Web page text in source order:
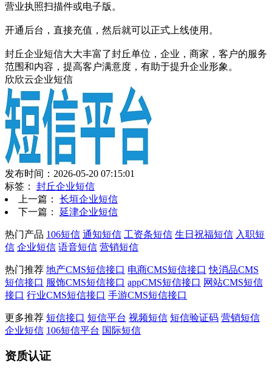
营业执照扫描件或电子版。
开通后台，直接充值，然后就可以正式上线使用。
封丘企业短信大大丰富了封丘单位，企业，商家，客户的服务
范围和内容，提高客户满意度，有助于提升企业形象。
欣欣云企业短信
发布时间：2026-05-20 07:15:01
标签： 封丘企业短信
上一篇： 长垣企业短信
下一篇： 延津企业短信
热门产品 106短信 通知短信 工资条短信 生日祝福短信 入职短
信 企业短信 语音短信 营销短信
热门推荐 地产CMS短信接口 电商CMS短信接口 快消品CMS
短信接口 服饰CMS短信接口 appCMS短信接口 网站CMS短信
接口 行业CMS短信接口 手游CMS短信接口
更多推荐 短信接口 短信平台 视频短信 短信验证码 营销短信
企业短信 106短信平台 国际短信
资质认证